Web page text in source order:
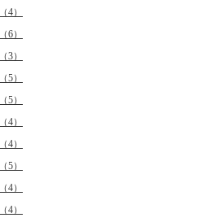
4）
6）
3）
5）
5）
4）
4）
5）
4）
4）